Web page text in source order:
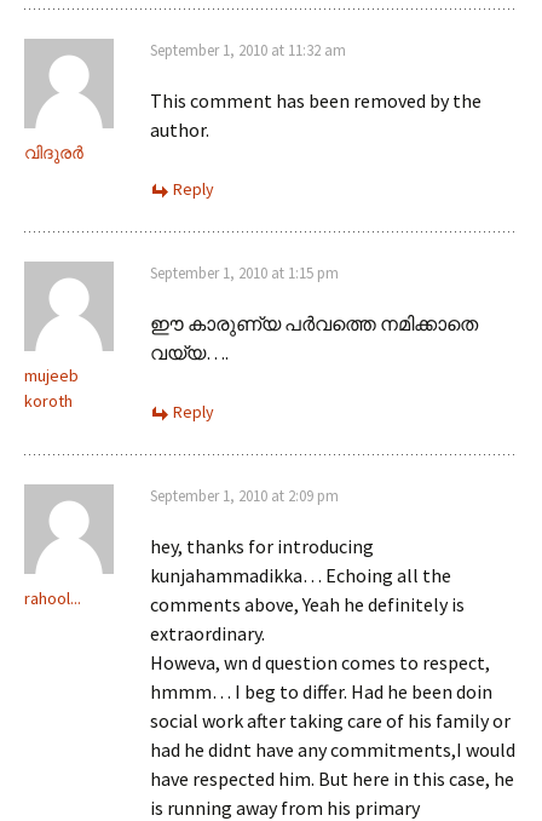
വിദുരര്‍
September 1, 2010 at 11:32 am
This comment has been removed by the
author.
Reply
mujeeb
koroth
September 1, 2010 at 1:15 pm
ഈ കാരുണ്യ പര്‍വത്തെ നമിക്കാതെ
വയ്യ….
Reply
rahool...
September 1, 2010 at 2:09 pm
hey, thanks for introducing
kunjahammadikka… Echoing all the
comments above, Yeah he definitely is
extraordinary.
Howeva, wn d question comes to respect,
hmmm… I beg to differ. Had he been doin
social work after taking care of his family or
had he didnt have any commitments,I would
have respected him. But here in this case, he
is running away from his primary